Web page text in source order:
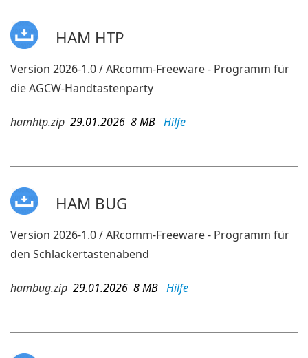
HAM HTP
Version 2026-1.0 / ARcomm-Freeware - Programm für
die AGCW-Handtastenparty
hamhtp.zip 29.01.2026 8 MB Hilfe
HAM BUG
Version 2026-1.0 / ARcomm-Freeware - Programm für
den Schlackertastenabend
hambug.zip 29.01.2026 8 MB Hilfe